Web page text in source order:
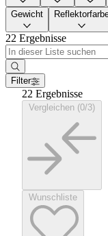
Gewicht
22 Ergebnisse
Filter
22 Ergebnisse